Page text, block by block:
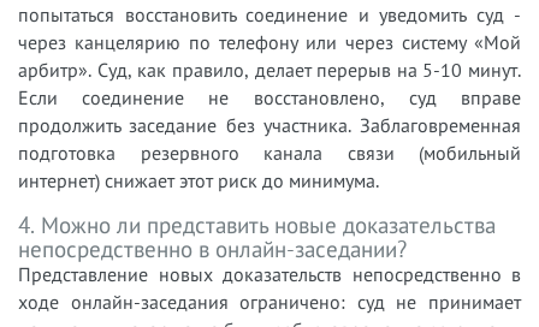
попытаться восстановить соединение и уведомить суд -
через канцелярию по телефону или через систему «Мой
арбитр». Суд, как правило, делает перерыв на 5-10 минут.
Если соединение не восстановлено, суд вправе
продолжить заседание без участника. Заблаговременная
подготовка резервного канала связи (мобильный
интернет) снижает этот риск до минимума.
4. Можно ли представить новые доказательства
непосредственно в онлайн-заседании?
Представление новых доказательств непосредственно в
ходе онлайн-заседания ограничено: суд не принимает